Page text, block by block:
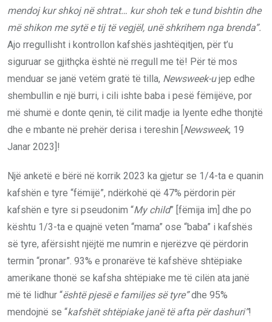
mendoj kur shkoj në shtrat… kur shoh tek e tund bishtin dhe
më shikon me sytë e tij të vegjël, unë shkrihem nga brenda”.
Ajo rregullisht i kontrollon kafshës jashtëqitjen, për t’u
siguruar se gjithçka është në rregull me të! Për të mos
menduar se janë vetëm gratë të tilla, Newsweek-ujep edhe
shembullin e një burri, i cili ishte baba i pesë fëmijëve, por
më shumë e donte qenin, të cilit madje ia lyente edhe thonjtë
dhe e mbante në prehër derisa i tereshin [Newsweek, 19
Janar 2023]!
Një anketë e bërë në korrik 2023 ka gjetur se 1/4-ta e quanin
kafshën e tyre “fëmijë”, ndërkohë që 47% përdorin për
kafshën e tyre si pseudonim “My child” [fëmija im] dhe po
kështu 1/3-ta e quajnë veten “mama” ose “baba” i kafshës
së tyre, afërsisht njëjtë me numrin e njerëzve që përdorin
termin “pronar”. 93% e pronarëve të kafshëve shtëpiake
amerikane thonë se kafsha shtëpiake me të cilën ata janë
më të lidhur “është pjesë e familjes së tyre”dhe 95%
mendojnë se “kafshët shtëpiake janë të afta për dashuri”!